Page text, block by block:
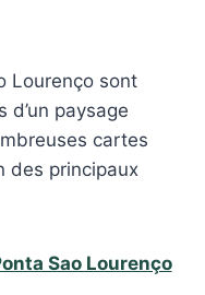
Lourenço sont
d’un paysage
cartes
des principaux
Sao Lourenço